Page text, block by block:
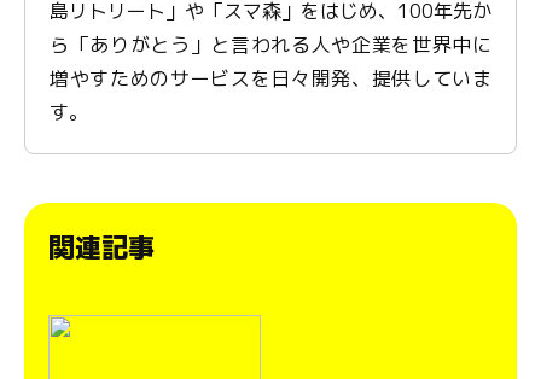
島リトリート」や「スマ森」をはじめ、100年先か
ら「ありがとう」と言われる人や企業を世界中に
増やすためのサービスを日々開発、提供していま
す。
関連記事